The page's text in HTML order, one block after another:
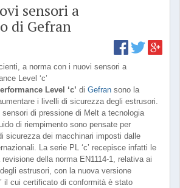
sensori a
di Gefran
a norma con i nuovi sensori a
Level ‘c’
Level ‘c’ di Gefran sono la
i livelli di sicurezza degli estrusori.
sensori di pressione di Melt a tecnologia
di riempimento sono pensate per
sicurezza dei macchinari imposti dalle
La serie PL ‘c’ recepisce infatti le
revisione della norma EN1114-1, relativa ai
estrusori, con la nuova versione
il cui certificato di conformità è stato